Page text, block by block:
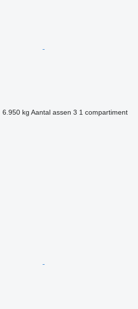
6.950 kg Aantal assen 3 1 compartiment